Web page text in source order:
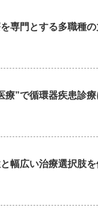
専門とする多職種
療”で循環器疾患診
幅広い治療選択肢